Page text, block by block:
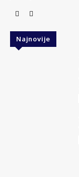
Najnovije